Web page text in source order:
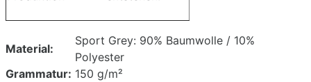
Material:
Sport Grey: 90% Baumwolle / 10%
Polyester
Grammatur: 150 g/m²